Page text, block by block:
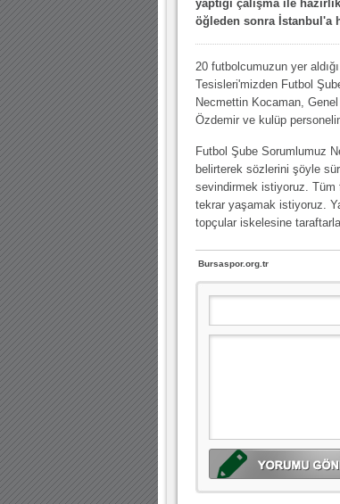
30.12.2022 18:00 |
12.10.2025 17:30 |MUTLULUKLAR
16.07.2024 14:32 |Hoş geldin Kerem
08.01.2024 19:01 | Hoş geldin Aslan
03.01.2024 19:09 |Hoş geldin Güneş
yaptığı çalışma ile
öğleden sonra İstanbul'a
20 futbolcumuzun yer
Tesisleri'mizden Futbol
Necmettin Kocaman,
Özdemir ve kulüp
Futbol Şube Sorumlumuz
belirterek sözlerini şöyle
sevindirmek istiyoruz. Tüm
tekrar yaşamak istiyoruz.
topçular iskelesine
Bursaspor.org.tr